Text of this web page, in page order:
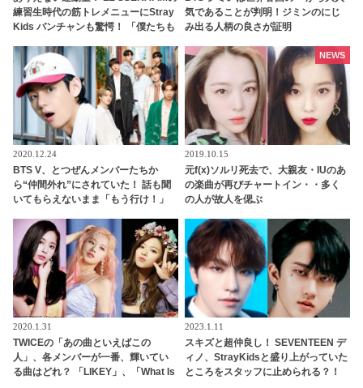
練習生時代の筋トレメニューにStray
Kids バンチャンも驚愕！ 「僕たちも
気であることが判明！ジミンのにじ
み出る人柄の良さが証明
2020.12.24
BTS V、とつぜんメンバーたちか
ら“仲間外れ”にされていた！ 話も聞
いてもらえないまま「もう行け！」
てからかうメンバーたちの団結力＆V
のリアクションに爆笑
2019.10.15
元f(x)ソルリ死去で、大親友・IUのあ
の楽曲が再びチャートイン・・多く
の人が故人を偲ぶ
NEWS
2020.1.31
TWICEの「あの曲といえばこの
人」、各メンバーが一番、輝いてい
る曲はどれ？ 「LIKEY」、「What Is
2023.1.11
スキズと超仲良し！ SEVENTEEN デ
ィノ、StrayKidsと盛り上がっていた
ところをスタッフに止められる？！